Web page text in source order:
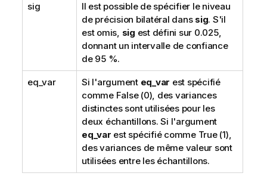
sig
Il est possible de spécifier le niveau
de précision bilatéral dans sig. S'il
est omis, sig est défini sur 0.025,
donnant un intervalle de confiance
de 95 %.
eq_var Si l'argument eq_var est spécifié
comme False(0), des variances
distinctes sont utilisées pour les
deux échantillons. Si l'argument
eq_var est spécifié comme True(1),
des variances de même valeur sont
utilisées entre les échantillons.